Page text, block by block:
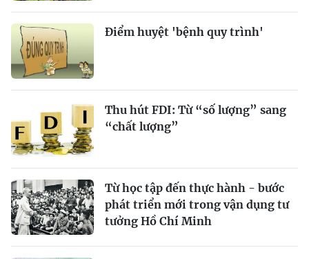
Điểm huyệt 'bệnh quy trình'
Thu hút FDI: Từ “số lượng” sang
“chất lượng”
Từ học tập đến thực hành - bước
phát triển mới trong vận dụng tư
tưởng Hồ Chí Minh